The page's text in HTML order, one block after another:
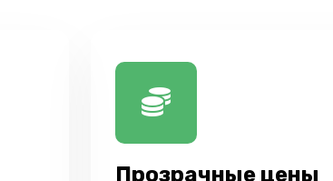
Прозрачные цены